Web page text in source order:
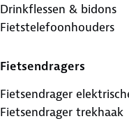
Drinkflessen & bidons
Fietstelefoonhouders
Fietsendragers
Fietsendrager
Fietsendrager trekhaak